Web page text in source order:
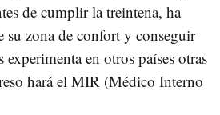
de cumplir la treintena, ha
su zona de confort y conseguir
en otros países otras
hará el MIR (Médico Interno